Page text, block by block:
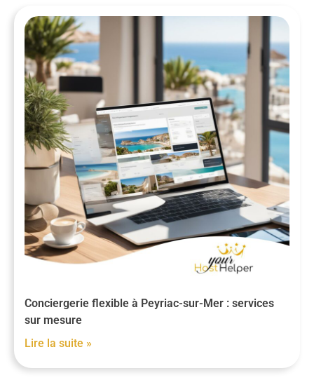
Conciergerie flexible à Peyriac-sur-Mer : services
sur mesure
Lire la suite »